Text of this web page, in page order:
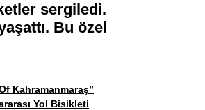
sergiledi.
Bu özel
Kahramanmaraş”
Yol Bisikleti